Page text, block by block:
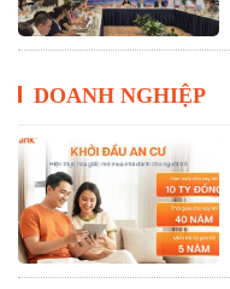
DOANH NGHIỆP